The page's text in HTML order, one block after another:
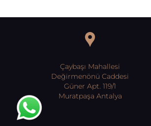
Çaybaşı Mahallesi
Değirmenönü Caddesi
Güner Apt. 119/1
Muratpaşa Antalya